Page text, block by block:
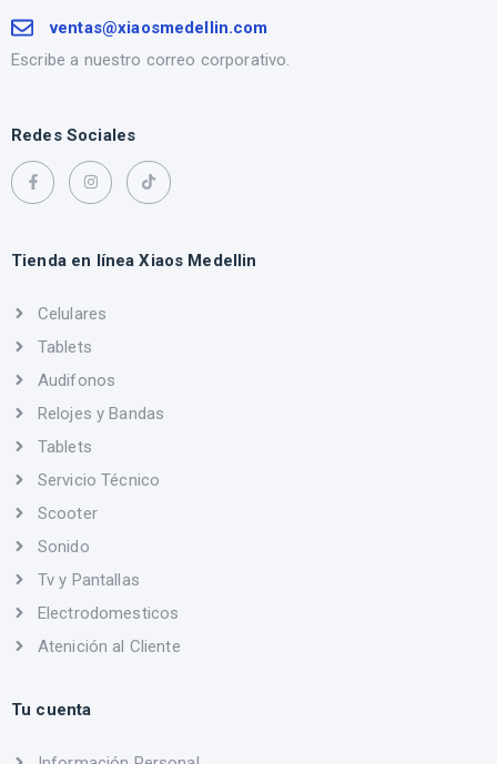
ventas@xiaosmedellin.com
Escribe a nuestro correo corporativo.
Redes Sociales
Tienda en línea Xiaos Medellin
Celulares
Tablets
Audifonos
Relojes y Bandas
Tablets
Servicio Técnico
Scooter
Sonido
Tv y Pantallas
Electrodomesticos
Atenición al Cliente
Tu cuenta